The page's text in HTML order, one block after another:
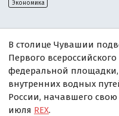
Экономика
В столице Чувашии
Первого
федеральной
внутренних водных
России, начавшего свою
июля REX.